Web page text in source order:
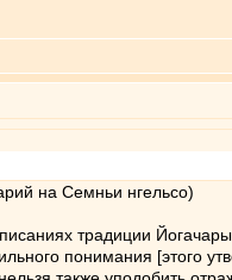
на Семньи нгельсо)
традиции
понимания [этого